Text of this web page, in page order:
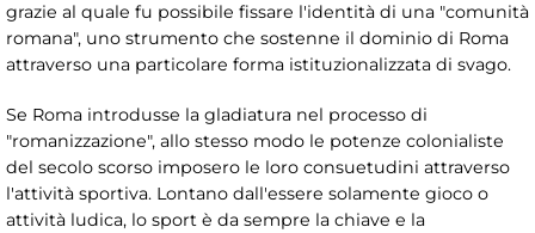
grazie al quale fu possibile fissare l'identità di una "comunità
romana", uno strumento che sostenne il dominio di Roma
attraverso una particolare forma istituzionalizzata di svago.
Se Roma introdusse la gladiatura nel processo di
"romanizzazione", allo stesso modo le potenze colonialiste
del secolo scorso imposero le loro consuetudini attraverso
l'attività sportiva. Lontano dall'essere solamente gioco o
attività ludica, lo sport è da sempre la chiave e la